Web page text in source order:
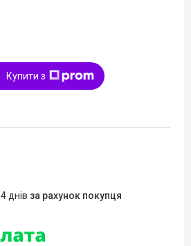
Купити з
днів за рахунок покупця